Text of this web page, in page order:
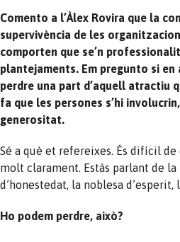
Comento a l’Àlex Rovira que la
supervivència de les
comporten que se’n
plantejaments. Em pregunto si
perdre una part d’aquell atractiu
fa que les persones s’hi
generositat.
Sé a què et refereixes. És difícil
molt clarament. Estàs parlant de
d’honestedat, la noblesa d’esperit,
Ho podem perdre, això?